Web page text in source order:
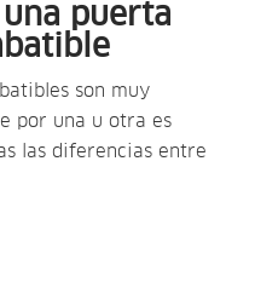
puerta
son muy
por una u otra es
las diferencias entre